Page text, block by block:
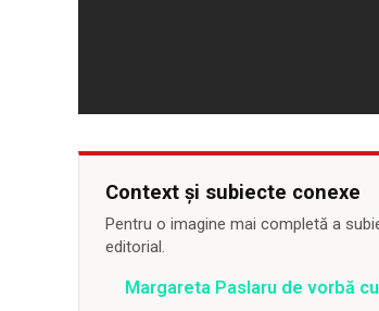
Context și subiecte conexe
Pentru o imagine mai completă a
editorial.
Margareta Paslaru de vorbă